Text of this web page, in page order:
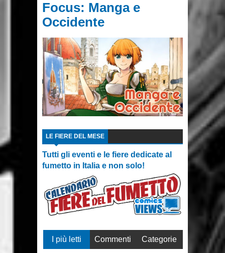
Focus: Manga e
Occidente
LE FIERE DEL MESE
Tutti gli eventi e le fiere dedicate al
fumetto in Italia e non solo!
I più letti Commenti Categorie